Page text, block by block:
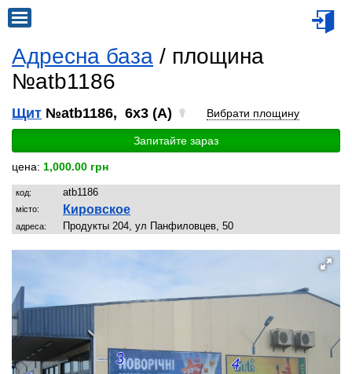
Адресна база / площина
№atb1186
Щит №atb1186, 6x3 (A) Вибрати площину
Запитайте зараз
цена: 1,000.00 грн
код: atb1186
місто: Кировское
адреса: Продукты 204, ул Панфиловцев, 50